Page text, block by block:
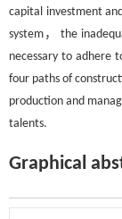
capital investment
system， the
necessary to adhere
four paths of
production and
talents.
Graphical